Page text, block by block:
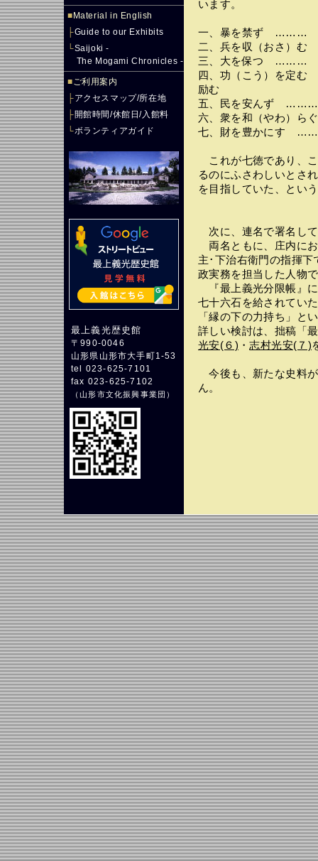
■ Material in English
├Guide to our Exhibits
└Saijoki -
The Mogami Chronicles -
■ご利用案内
├アクセスマップ/所在地
├開館時間/休館日/入館料
└ボランティアガイド
最上義光歴史館
〒990-0046
山形県山形市大手町1-53
tel 023-625-7101
fax 023-625-7102
（山形市文化振興事業団 ）
います。
一、暴を禁ず ………
二、兵を収（おさ）
三、大を保つ ……… 国
四、功（こう）を定
励む
五、民を安んず ………
六、衆を和（やわ）
七、財を豊かにす
これが七徳であり、
るのにふさわしいとさ
を目指していた、とい
次に、連名で署名し
両名ともに、庄内に
主･下治右衛門の指揮
政実務を担当した人物
『最上義光分限帳』
七十六石を給されてい
「縁の下の力持ち」と
詳しい検討は、拙稿「
光安(６) ・志村光安(７)
今後も、新たな史料
ん。